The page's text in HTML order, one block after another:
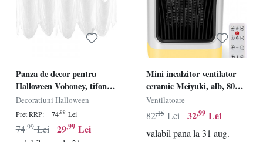
Panza de decor pentru
Halloween Vohoney, tifon,
alb, 5 x 2,15 m
Decoratiuni Halloween
Pret RRP: 74,99 Lei
29,99 Lei
74,99 Lei
Mini incalzitor ventilator
ceramic Meiyuki, alb, 800
W, 13 x 13 x 16,7 cm
Ventilatoare
32,99 Lei
82,15 Lei
valabil pana la 31 aug.